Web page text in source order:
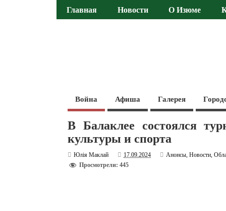
Главная Новости О Изюме
Война Афиша Галерея
В Балаклее состоялся
культуры и спорта
Юлія Маклай 17.09.2024 Анонсы,Новости,
Просмотрели: 445